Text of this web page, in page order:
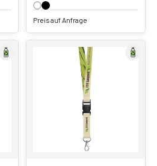
Preis auf Anfrage